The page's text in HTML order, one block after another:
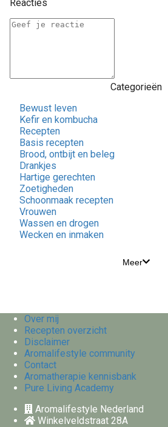
Reacties
Categorieën
Bewust leven
Kefir en kombucha
Recepten
Basis recepten
Brood, ontbijt en beleg
Drankjes
Hartige gerechten
Zoetigheden
Schoonmaak recepten
Vrouwen
Wassen en drogen
Wecken en inmaken
Meer
Over mij
Recepten overzicht
Disclaimer
Aromalifestyle community
Contact
Aromatherapie kennisbank
Pure Living Academy
Aromalifestyle Nederland
Winkelveldstraat 28A